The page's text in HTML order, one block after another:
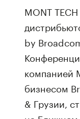
MONT
by
компанией
бизнесом
& Грузии,